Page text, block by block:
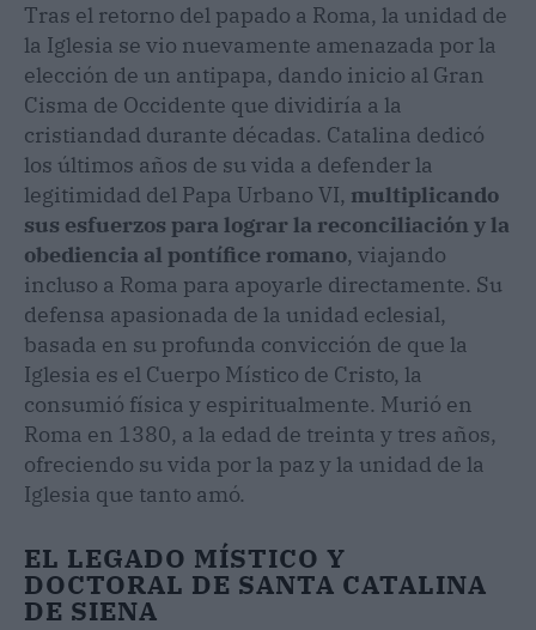
Tras el retorno del papado a Roma, la unidad de
la Iglesia se vio nuevamente amenazada por la
elección de un antipapa, dando inicio al Gran
Cisma de Occidente que dividiría a la
cristiandad durante décadas. Catalina dedicó
los últimos años de su vida a defender la
legitimidad del Papa Urbano VI, multiplicando
sus esfuerzos para lograr la reconciliación y la
obediencia al pontífice romano, viajando
incluso a Roma para apoyarle directamente. Su
defensa apasionada de la unidad eclesial,
basada en su profunda convicción de que la
Iglesia es el Cuerpo Místico de Cristo, la
consumió física y espiritualmente. Murió en
Roma en 1380, a la edad de treinta y tres años,
ofreciendo su vida por la paz y la unidad de la
Iglesia que tanto amó.
EL LEGADO MÍSTICO Y
DOCTORAL DE SANTA CATALINA
DE SIENA